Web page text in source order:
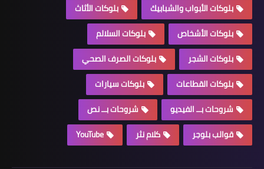
بلوكات الأبواب والشبابيك
بلوكات الأثاث
بلوكات الأشخاص
بلوكات السلالم
بلوكات الشجر
بلوكات الصرف الصحي
بلوكات القطاعات
بلوكات سيارات
شروحات بــ الفيديو
شروحات بــ نص
قوالب بلوجر
كلام نثر YouTube